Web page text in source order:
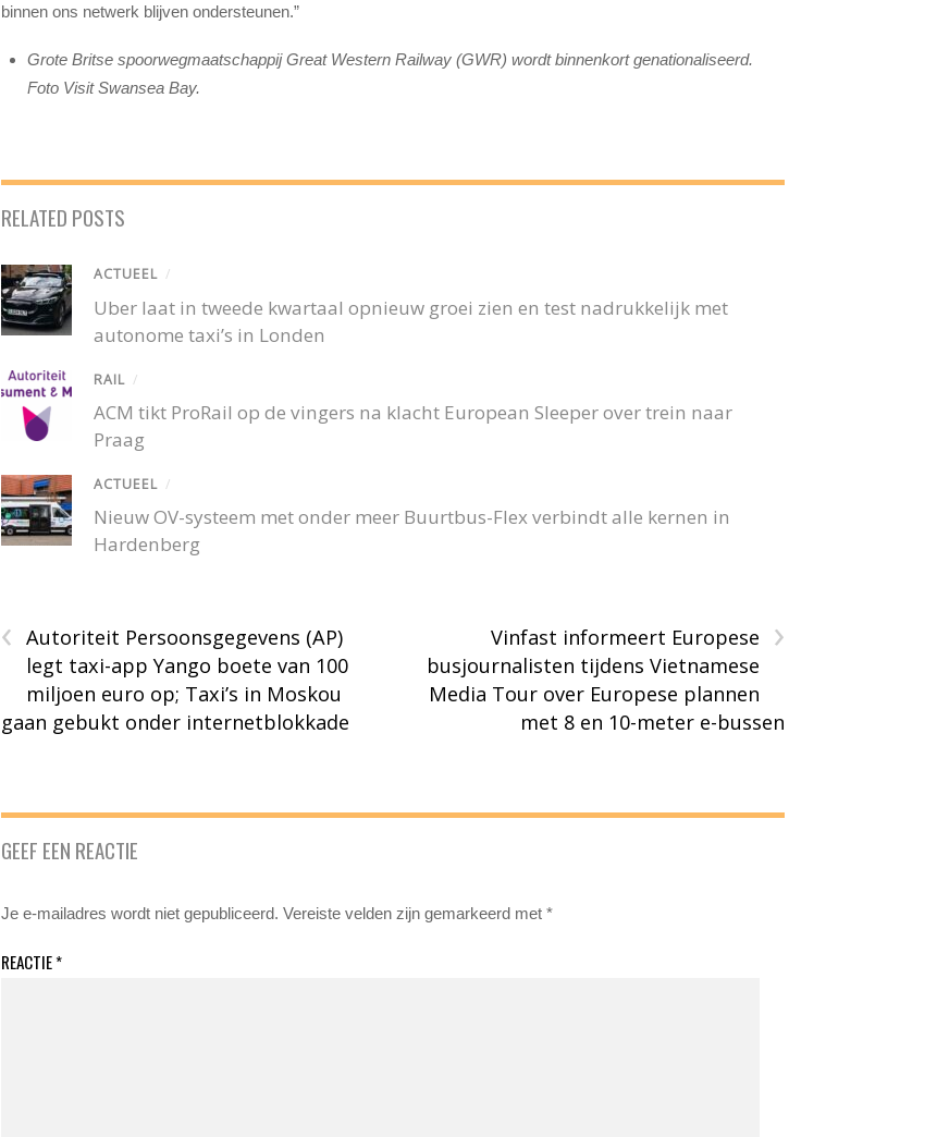
binnen ons netwerk blijven ondersteunen.”
Grote Britse spoorwegmaatschappij Great Western Railway (GWR) wordt binnenkort genationaliseerd.
Foto Visit Swansea Bay.
RELATED POSTS
ACTUEEL /
Uber laat in tweede kwartaal opnieuw groei zien en test nadrukkelijk met
autonome taxi’s in Londen
RAIL /
ACM tikt ProRail op de vingers na klacht European Sleeper over trein naar
Praag
ACTUEEL /
Nieuw OV-systeem met onder meer Buurtbus-Flex verbindt alle kernen in
Hardenberg
‹ Autoriteit Persoonsgegevens (AP)
legt taxi-app Yango boete van 100
miljoen euro op; Taxi’s in Moskou
gaan gebukt onder internetblokkade
›
Vinfast informeert Europese
busjournalisten tijdens Vietnamese
Media Tour over Europese plannen
met 8 en 10-meter e-bussen
GEEF EEN REACTIE
Je e-mailadres wordt niet gepubliceerd. Vereiste velden zijn gemarkeerd met*
REACTIE*